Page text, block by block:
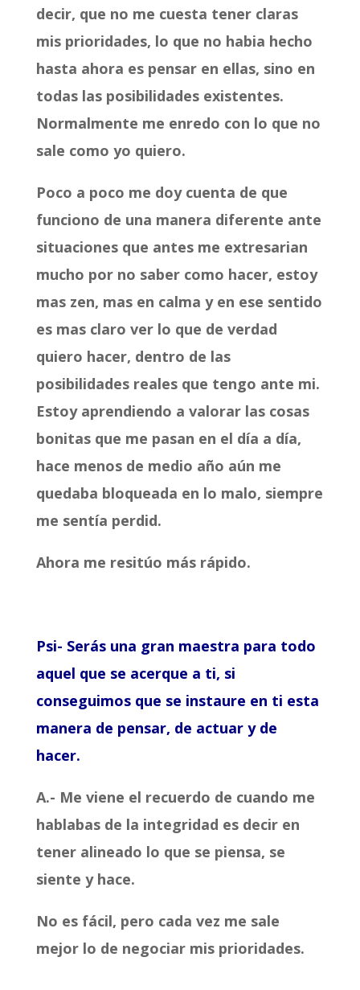
decir, que no me cuesta tener claras
mis prioridades, lo que no habia hecho
hasta ahora es pensar en ellas, sino en
todas las posibilidades existentes.
Normalmente me enredo con lo que no
sale como yo quiero.
Poco a poco me doy cuenta de que
funciono de una manera diferente ante
situaciones que antes me extresarian
mucho por no saber como hacer, estoy
mas zen, mas en calma y en ese sentido
es mas claro ver lo que de verdad
quiero hacer, dentro de las
posibilidades reales que tengo ante mi.
Estoy aprendiendo a valorar las cosas
bonitas que me pasan en el día a día,
hace menos de medio año aún me
quedaba bloqueada en lo malo, siempre
me sentía perdid.
Ahora me resitúo más rápido.
Psi- Serás una gran maestra para todo
aquel que se acerque a ti, si
conseguimos que se instaure en ti esta
manera de pensar, de actuar y de
hacer.
A.- Me viene el recuerdo de cuando me
hablabas de la integridad es decir en
tener alineado lo que se piensa, se
siente y hace.
No es fácil, pero cada vez me sale
mejor lo de negociar mis prioridades.